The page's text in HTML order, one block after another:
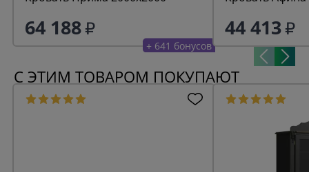
64 188
+ 641 бонусов
44 413
С ЭТИМ ТОВАРОМ ПОКУПАЮТ